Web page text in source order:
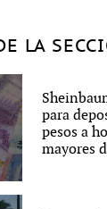
LA
para
pesos a
mayores